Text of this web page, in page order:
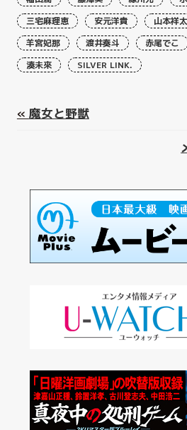
三宅麻理恵
安元洋貴 山本祥太
羊宮妃那
渡井奏斗 赤尾でこ
湊未來
SILVER LINK.
« 魔女と野獣